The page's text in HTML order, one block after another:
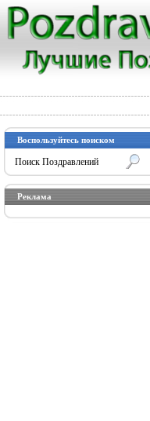
Воспользуйтесь поиском
Реклама